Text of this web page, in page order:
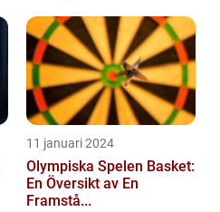
11 januari 2024
Olympiska Spelen Basket:
En Översikt av En
Framstå...